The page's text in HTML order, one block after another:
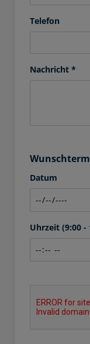
Telefon
Nachricht *
Datum
Uhrzeit (9:00 -